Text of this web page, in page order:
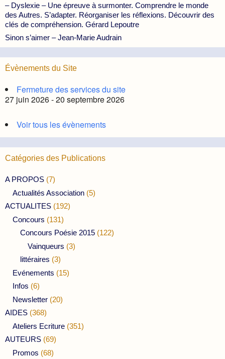
– Dyslexie – Une épreuve à surmonter. Comprendre le monde
des Autres. S’adapter. Réorganiser les réflexions. Découvrir des
clés de compréhension. Gérard Lepoutre
Sinon s’aimer – Jean-Marie Audrain
Évènements du Site
Fermeture des services du site
27 juin 2026 - 20 septembre 2026
Voir tous les évènements
Catégories des Publications
A PROPOS (7)
Actualités Association (5)
ACTUALITES (192)
Concours (131)
Concours Poésie 2015 (122)
Vainqueurs (3)
littéraires (3)
Evénements (15)
Infos (6)
Newsletter (20)
AIDES (368)
Ateliers Ecriture (351)
AUTEURS (69)
Promos (68)